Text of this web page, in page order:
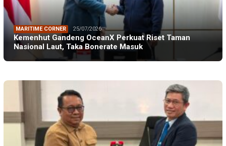
MARITIME CORNER 25/07/2026
Kemenhut Gandeng OceanX Perkuat Riset Taman
Nasional Laut, Taka Bonerate Masuk